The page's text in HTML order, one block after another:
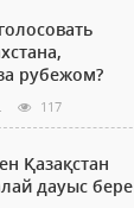
рубежом?
117
Қазақстан
дауыс бере